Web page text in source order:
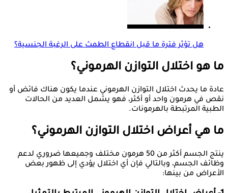
هل تؤثر فترة ما قبل انقطاع الطمث على الرغبة الجنسية؟
ما هو اختلال التوازن الهرموني؟
عادة ما يحدث اختلال التوازن الهرموني عندما يكون هناك فائض أو
نقص في هرمون واحد أو أكثر، فهو يشمل العديد من الحالات
الطبية المرتبطة بالهرمونات.
ما هي أعراض اختلال التوازن الهرموني؟
ينتج الجسم أكثر من 50 هرمون مختلف وجميعها ضروري لدعم
وظائف الجسم، وبالتالي فإن أي اختلال يؤدي إلى ظهور بعض
الأعراض من بينها: